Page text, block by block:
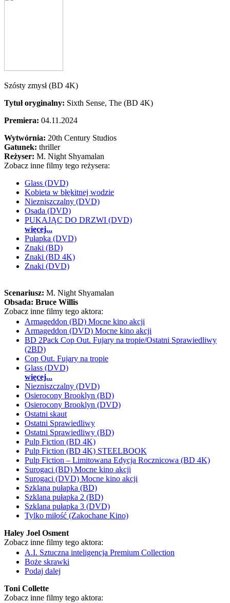
Szósty zmysł (BD 4K)
Tytuł oryginalny: Sixth Sense, The (BD 4K)
Premiera: 04.11.2024
Wytwórnia: 20th Century Studios
Gatunek: thriller
Reżyser: M. Night Shyamalan
Zobacz inne filmy tego reżysera:
Glass (DVD)
Kobieta w błękitnej wodzie
Niezniszczalny (DVD)
Osada (DVD)
PUKAJĄC DO DRZWI (DVD)
więcej...
Pułapka (DVD)
Znaki (BD)
Znaki (BD 4K)
Znaki (DVD)
Scenariusz: M. Night Shyamalan
Obsada: Bruce Willis
Zobacz inne filmy tego aktora:
Armageddon (BD) Mocne kino akcji
Armageddon (DVD) Mocne kino akcji
BD 2Pack Cop Out. Fujary na tropie/Ostatni Sprawiedliwy
(2BD)
Cop Out. Fujary na tropie
Glass (DVD)
więcej...
Niezniszczalny (DVD)
Osierocony Brooklyn (BD)
Osierocony Brooklyn (DVD)
Ostatni skaut
Ostatni Sprawiedliwy
Ostatni Sprawiedliwy (BD)
Pulp Fiction (BD 4K)
Pulp Fiction (BD 4K) STEELBOOK
Pulp Fiction – Limitowana Edycja Rocznicowa (BD 4K)
Surogaci (BD) Mocne kino akcji
Surogaci (DVD) Mocne kino akcji
Szklana pułapka (BD)
Szklana pułapka 2 (BD)
Szklana pułapka 3 (DVD)
Tylko miłość (Zakochane Kino)
Haley Joel Osment
Zobacz inne filmy tego aktora:
A.I. Sztuczna inteligencja Premium Collection
Boże skrawki
Podaj dalej
Toni Collette
Zobacz inne filmy tego aktora: